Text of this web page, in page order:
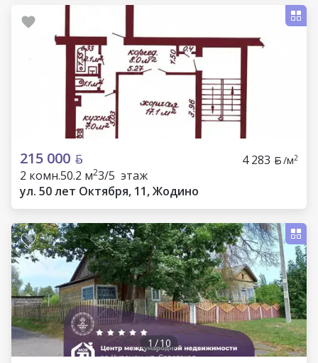
215 000 4 283 /м2
2 комн.50.2 м23/5 этаж
ул. 50 лет Октября, 11, Жодино
1 /10